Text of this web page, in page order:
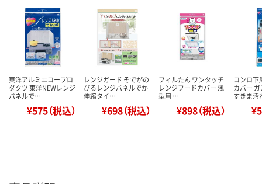
東洋アルミエコープロ
ダクツ 東洋NEWレンジ
パネルで…
¥575（税込）
レンジガード そでがの
びるレンジパネルでか
伸縮タイ…
¥698（税込）
フィルたん ワンタッチ
レンジフードカバー 浅
型用 …
¥898（税込）
コンロ下
カバー
すきま